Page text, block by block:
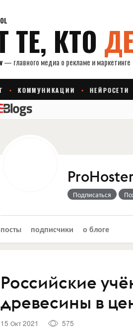
Подписаться
посты подписчики о блоге
Российские
древесины в
15 Окт 2021 575